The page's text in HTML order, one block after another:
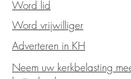
Word lid
Word vrijwilliger
Adverteren in KH
Neem uw kerkbelasting